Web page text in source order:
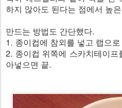
하지 않아도 된다는 점에서 높
만드는 방법도 간단했다.
1. 종이컵에 참외를 넣고 랩으
2. 종이컵 위쪽에 스카치테이
아넣으면 끝.